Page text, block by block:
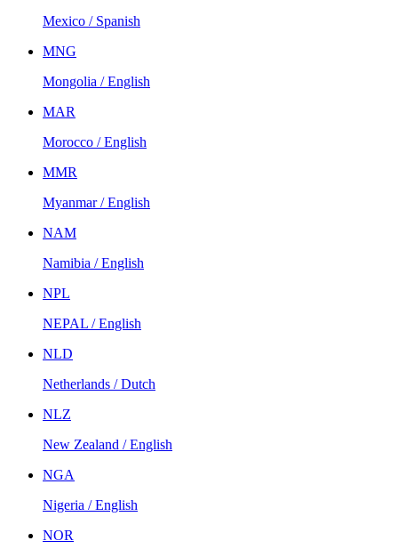
Mexico / Spanish
MNG
Mongolia / English
MAR
Morocco / English
MMR
Myanmar / English
NAM
Namibia / English
NPL
NEPAL / English
NLD
Netherlands / Dutch
NLZ
New Zealand / English
NGA
Nigeria / English
NOR